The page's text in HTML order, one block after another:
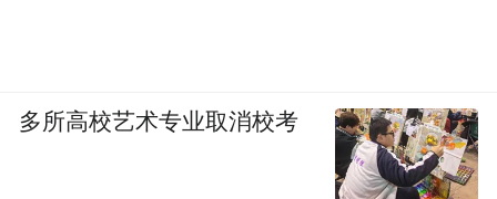
多所高校艺术专业取消校考